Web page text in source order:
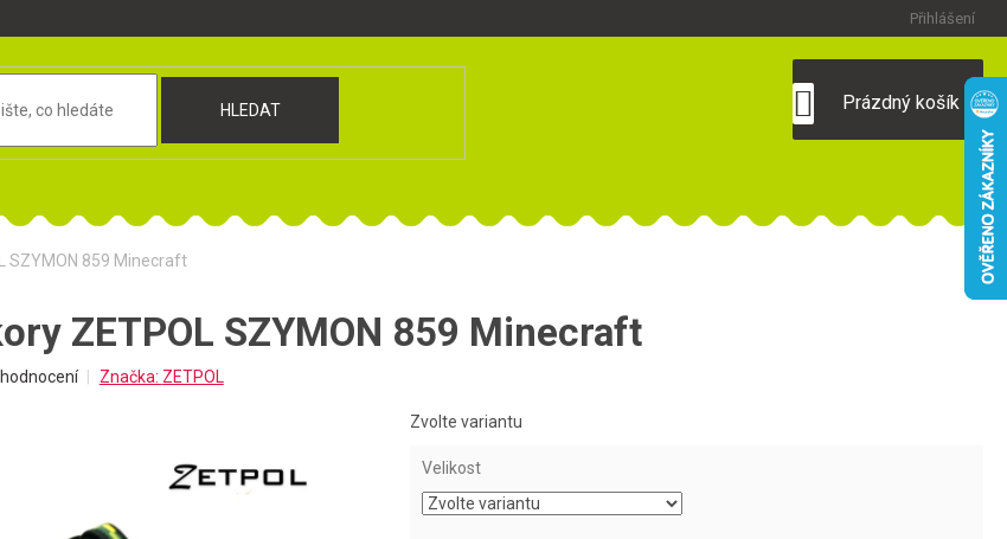
Přihlášení
HLEDAT
KOŠÍK
Prázdný košík
SZYMON 859 Minecraft
ZETPOL SZYMON 859 Minecraft
Značka: ZETPOL
Zvolte variantu
Velikost